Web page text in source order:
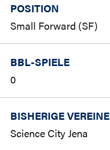
POSITION
Small Forward (SF)
BBL-SPIELE
0
BISHERIGE VEREINE
Science City Jena